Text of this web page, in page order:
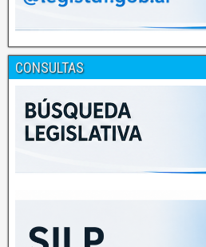
CONSULTAS